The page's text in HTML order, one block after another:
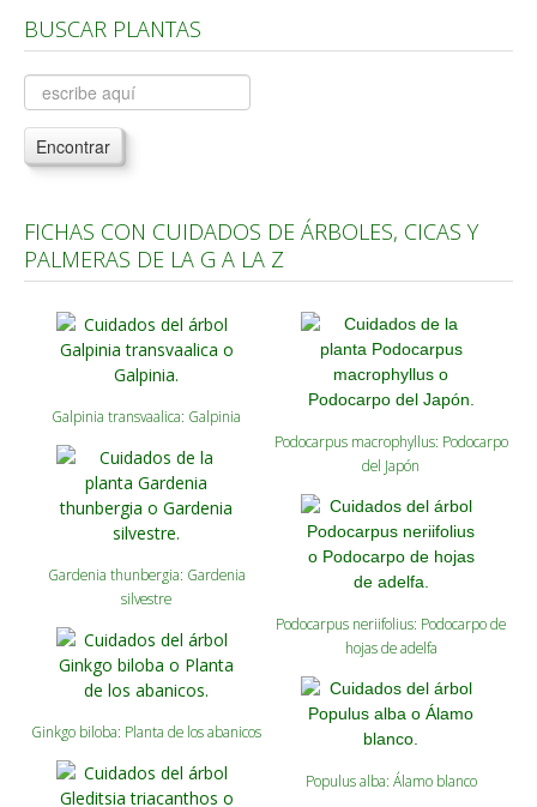
Árboles, Cicas y Palmeras de la G a la Z
Plantas Anuales y Perennes
Plantas Bulbosas y Acuáticas
Plantas de Interior
Plantas Aromáticas y de Huerto
Plantas Carnívoras y Orquídeas
Consejos
Hemisferio Norte
Hemisferio Sur
Enfermedades
Animales
Hongos
Carencias
Flores y Plantas
Árboles y Palmeras
Arbustos y Trepadoras
Cactus y Suculentas
BUSCAR PLANTAS
Encontrar
FICHAS CON CUIDADOS DE ÁRBOLES, CICAS Y
PALMERAS DE LA G A LA Z
Galpinia transvaalica: Galpinia
Gardenia thunbergia: Gardenia
silvestre
Ginkgo biloba: Planta de los abanicos
Podocarpus macrophyllus: Podocarpo
del Japón
Podocarpus neriifolius: Podocarpo de
hojas de adelfa
Populus alba: Álamo blanco